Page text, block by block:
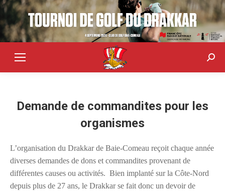
Demande de commandites pour les
organismes
L’organisation du Drakkar de Baie-Comeau reçoit chaque année
diverses demandes de dons et commandites provenant de
différentes causes ou activités. Bien implanté sur la Côte-Nord
depuis plus de 27 ans, le Drakkar se fait donc un devoir de